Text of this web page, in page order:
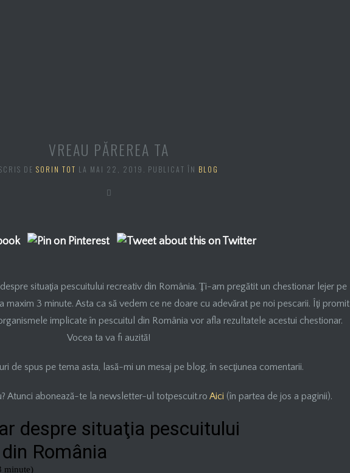
VREAU PĂREREA TA
DESORIN TOT LA MAI 22, 2019 . PUBLICAT ÎN BLOG
situaţia pescuitului recreativ din România. Ţi-am pregătit un chestionar lejer pe
maxim 3 minute. Asta ca să vedem ce ne doare cu adevărat pe noi pescarii. Îţi promit
implicate în pescuitul din România vor afla rezultatele acestui chestionar.
Vocea ta va fi auzită!
de spus pe tema asta, lasă-mi un mesaj pe blog, în secţiunea comentarii.
Atunci abonează-te la newsletter-ul totpescuit.roAici (în partea de jos a paginii).